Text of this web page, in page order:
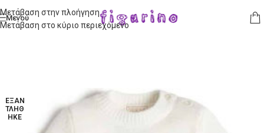
Μετάβαση στην πλοήγηση
Μετάβαση στο κύριο περιεχόμενο
Μενού
ΕΞΑΝ
ΤΛΉΘ
ΗΚΕ